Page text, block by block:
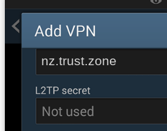
nz.trust.zone